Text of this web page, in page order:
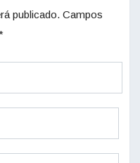
publicado. Campos